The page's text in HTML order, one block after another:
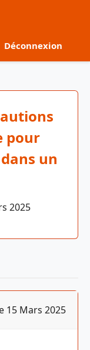
Déconnexion
pour
un
2025
15 Mars 2025